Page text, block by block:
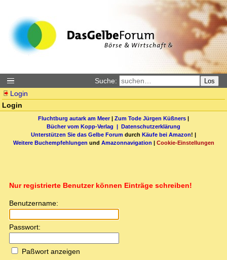
Suche: Los
Login
Login
Fluchtburg autark am Meer| Zum Tode Jürgen Küßners |
Bücher vom Kopp-Verlag | Datenschutzerklärung
Unterstützen Sie das Gelbe Forum durch Käufe bei Amazon! |
Weitere Buchempfehlungen und Amazonnavigation | Cookie-Einstellungen
Nur registrierte Benutzer können Einträge schreiben!
Benutzername:
Passwort:
Paßwort anzeigen